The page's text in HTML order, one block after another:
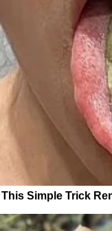
This Simple Trick